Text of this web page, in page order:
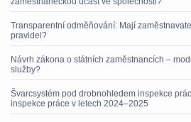
Transparentní odměňování: Mají
pravidel?
Návrh zákona o státních zaměstnancích –
služby?
Švarcsystém pod drobnohledem inspekce
inspekce práce v letech 2024–2025